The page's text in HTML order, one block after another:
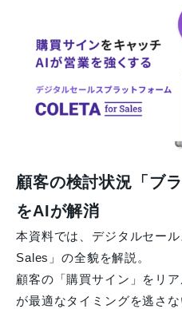
顧客の検討状況「ブ
をAIが解消
本資料では、デジタルセー
Sales」の全貌を解説。
顧客の「購買サイン」をリ
が最適なタイミングを逃さな